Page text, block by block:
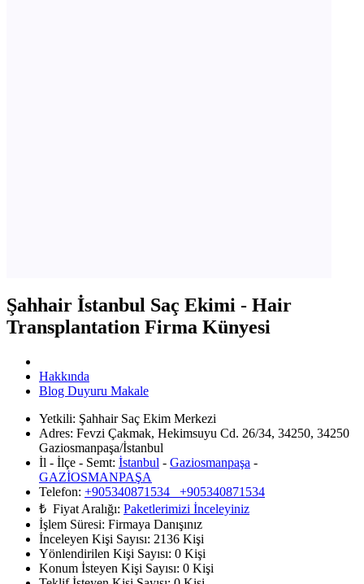
Şahhair İstanbul Saç Ekimi - Hair
Transplantation Firma Künyesi
Hakkında
Blog Duyuru Makale
Yetkili: Şahhair Saç Ekim Merkezi
Adres: Fevzi Çakmak, Hekimsuyu Cd. 26/34, 34250, 34250
Gaziosmanpaşa/İstanbul
İl - İlçe - Semt: İstanbul - Gaziosmanpaşa -
GAZİOSMANPAŞA
Telefon: +905340871534 +905340871534
₺ Fiyat Aralığı: Paketlerimizi İnceleyiniz
İşlem Süresi: Firmaya Danışınız
İnceleyen Kişi Sayısı: 2136 Kişi
Yönlendirilen Kişi Sayısı: 0 Kişi
Konum İsteyen Kişi Sayısı: 0 Kişi